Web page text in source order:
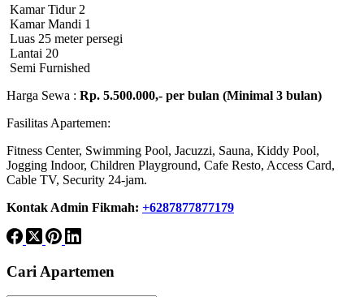
Kamar Tidur 2
Kamar Mandi 1
Luas 25 meter persegi
Lantai 20
Semi Furnished
Harga Sewa : Rp. 5.500.000,- per bulan (Minimal 3 bulan)
Fasilitas Apartemen:
Fitness Center, Swimming Pool, Jacuzzi, Sauna, Kiddy Pool,
Jogging Indoor, Children Playground, Cafe Resto, Access Card,
Cable TV, Security 24-jam.
Kontak Admin Fikmah: +6287877877179
Cari Apartemen